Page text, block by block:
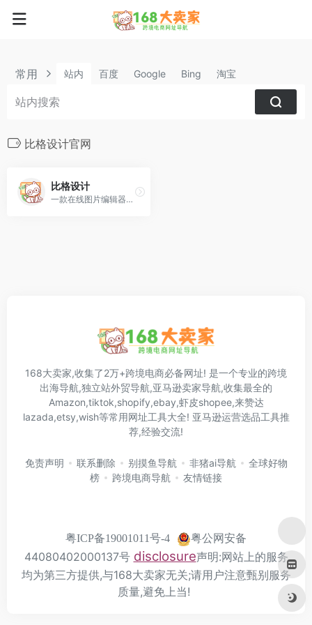
常用 站内 百度 Google Bing 淘宝
比格设计官网
比格设计
一款在线图片编辑器网站,提供海量正版图片、海报图片、公众号配图、图片模板设计素材,大量图片素材均可免费在线图片制作设计,正版配图设计素材,商用无忧。
168大卖家,收集了2万+跨境电商必备网址! 是一个专业的跨境
出海导航,独立站外贸导航,亚马逊卖家导航,收集最全的
Amazon,tiktok,shopify,ebay,虾皮shopee,来赞达
lazada,etsy,wish等常用网址工具大全! 亚马逊运营选品工具推
荐,经验交流!
免责声明 联系删除 别摸鱼导航 非猪ai导航
全球好物
榜
跨境电商导航 友情链接
粤ICP备19001011号-4
粤公网安备
44080402000137号 disclosure声明:网站上的服务
均为第三方提供,与168大卖家无关;请用户注意甄别服务
质量,避免上当!